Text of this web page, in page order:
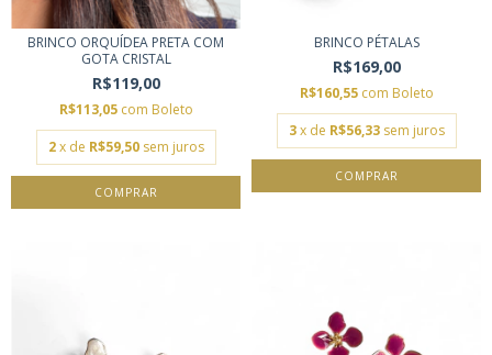
BRINCO ORQUÍDEA PRETA COM
GOTA CRISTAL
R$119,00
R$113,05 com Boleto
2 x de R$59,50 sem juros
BRINCO PÉTALAS
R$169,00
R$160,55 com Boleto
3 x de R$56,33 sem juros